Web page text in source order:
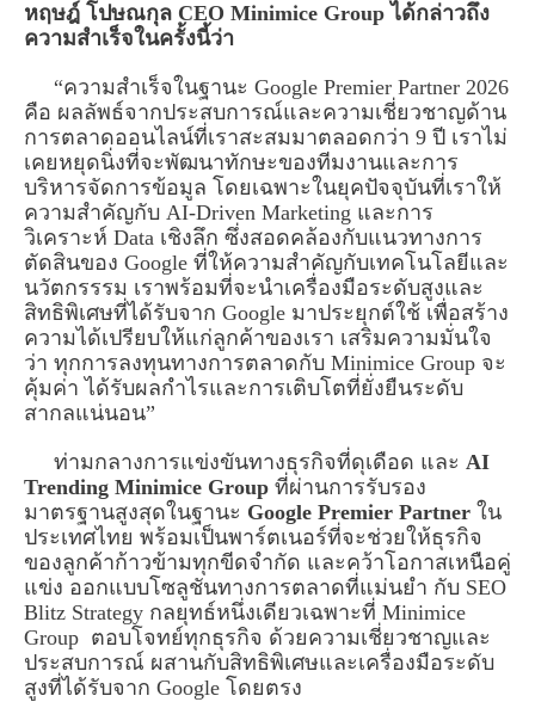
หฤษฎ์ โปษณกุล CEO Minimice Group ได้กล่าวถึง
ความสำเร็จในครั้งนี้ว่า
“ความสำเร็จในฐานะ Google Premier Partner 2026
คือ ผลลัพธ์จากประสบการณ์และความเชี่ยวชาญด้าน
การตลาดออนไลน์ที่เราสะสมมาตลอดกว่า 9 ปี เราไม่
เคยหยุดนิ่งที่จะพัฒนาทักษะของทีมงานและการ
บริหารจัดการข้อมูล โดยเฉพาะในยุคปัจจุบันที่เราให้
ความสำคัญกับ AI-Driven Marketing และการ
วิเคราะห์ Data เชิงลึก ซึ่งสอดคล้องกับแนวทางการ
ตัดสินของ Google ที่ให้ความสำคัญกับเทคโนโลยีและ
นวัตกรรรม เราพร้อมที่จะนำเครื่องมือระดับสูงและ
สิทธิพิเศษที่ได้รับจาก Google มาประยุกต์ใช้ เพื่อสร้าง
ความได้เปรียบให้แก่ลูกค้าของเรา เสริมความมั่นใจ
ว่า ทุกการลงทุนทางการตลาดกับ Minimice Group จะ
คุ้มค่า ได้รับผลกำไรและการเติบโตที่ยั่งยืนระดับ
สากลแน่นอน”
ท่ามกลางการแข่งขันทางธุรกิจที่ดุเดือด และ AI
Trending Minimice Group ที่ผ่านการรับรอง
มาตรฐานสูงสุดในฐานะ Google Premier Partner ใน
ประเทศไทย พร้อมเป็นพาร์ตเนอร์ที่จะช่วยให้ธุรกิจ
ของลูกค้าก้าวข้ามทุกขีดจำกัด และคว้าโอกาสเหนือคู่
แข่ง ออกแบบโซลูชันทางการตลาดที่แม่นยำ กับ SEO
Blitz Strategy กลยุทธ์หนึ่งเดียวเฉพาะที่ Minimice
Group ตอบโจทย์ทุกธุรกิจ ด้วยความเชี่ยวชาญและ
ประสบการณ์ ผสานกับสิทธิพิเศษและเครื่องมือระดับ
สูงที่ได้รับจาก Google โดยตรง